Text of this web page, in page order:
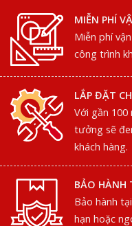
MIỄN PHÍ
Miễn phí
công trình
LẮP ĐẶT
Với gần
tưởng sẽ
khách hàng.
BẢO HÀNH
Bảo hành
hạn hoặc